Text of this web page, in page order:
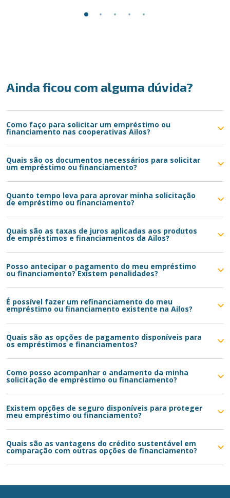
Ainda ficou com alguma dúvida?
Como faço para solicitar um empréstimo ou
financiamento nas cooperativas Ailos?
Quais são os documentos necessários para solicitar
um empréstimo ou financiamento?
Quanto tempo leva para aprovar minha solicitação
de empréstimo ou financiamento?
Quais são as taxas de juros aplicadas aos produtos
de empréstimos e financiamentos da Ailos?
Posso antecipar o pagamento do meu empréstimo
ou financiamento? Existem penalidades?
É possível fazer um refinanciamento do meu
empréstimo ou financiamento existente na Ailos?
Quais são as opções de pagamento disponíveis para
os empréstimos e financiamentos?
Como posso acompanhar o andamento da minha
solicitação de empréstimo ou financiamento?
Existem opções de seguro disponíveis para proteger
meu empréstimo ou financiamento?
Quais são as vantagens do crédito sustentável em
comparação com outras opções de financiamento?